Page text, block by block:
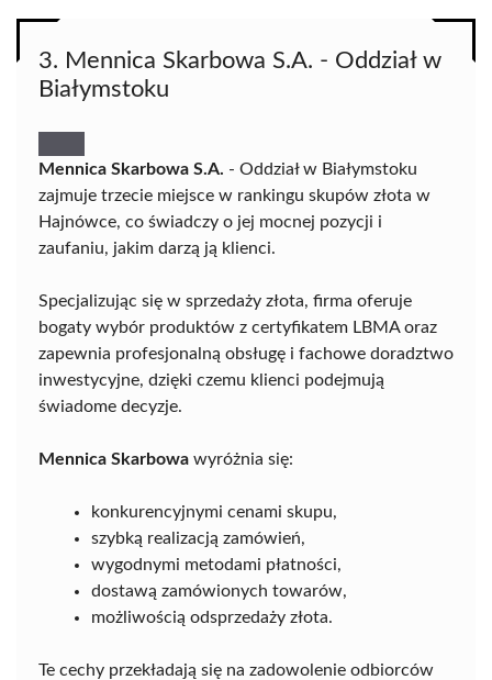
3. Mennica Skarbowa S.A. - Oddział w
Białymstoku
Mennica Skarbowa S.A. - Oddział w Białymstoku
zajmuje trzecie miejsce w rankingu skupów złota w
Hajnówce, co świadczy o jej mocnej pozycji i
zaufaniu, jakim darzą ją klienci.
Specjalizując się w sprzedaży złota, firma oferuje
bogaty wybór produktów z certyfikatem LBMA oraz
zapewnia profesjonalną obsługę i fachowe doradztwo
inwestycyjne, dzięki czemu klienci podejmują
świadome decyzje.
Mennica Skarbowa wyróżnia się:
konkurencyjnymi cenami skupu,
szybką realizacją zamówień,
wygodnymi metodami płatności,
dostawą zamówionych towarów,
możliwością odsprzedaży złota.
Te cechy przekładają się na zadowolenie odbiorców